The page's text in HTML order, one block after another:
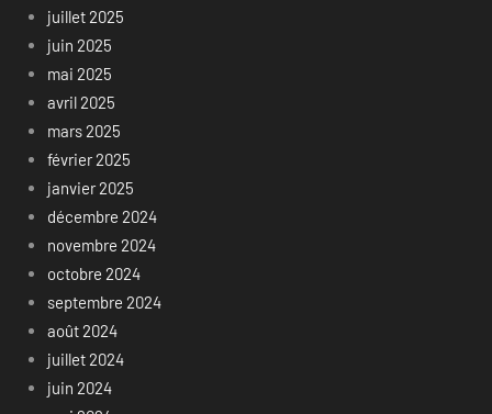
juillet 2025
juin 2025
mai 2025
avril 2025
mars 2025
février 2025
janvier 2025
décembre 2024
novembre 2024
octobre 2024
septembre 2024
août 2024
juillet 2024
juin 2024